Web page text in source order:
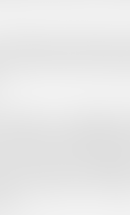
des référés,
manifestement
droit de chacun au
porter un masque
atteinte à la liberté
sa liberté de
donc être
particulières, quand
pour objectif de
!